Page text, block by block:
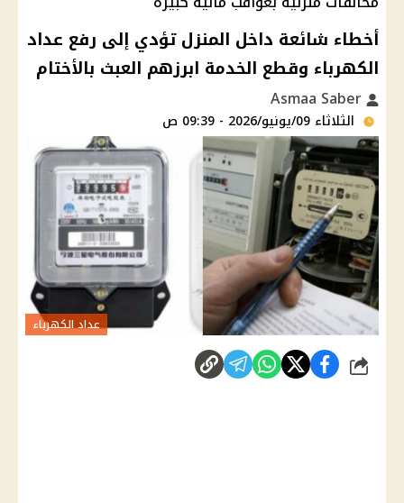
أخطاء شائعة داخل المنزل تؤدي إلى رفع عداد
الكهرباء وقطع الخدمة ابرزهم العبث بالأختام
الثلاثاء 09/يونيو/2026 - 09:39 ص
عداد الكهرباء
شارك